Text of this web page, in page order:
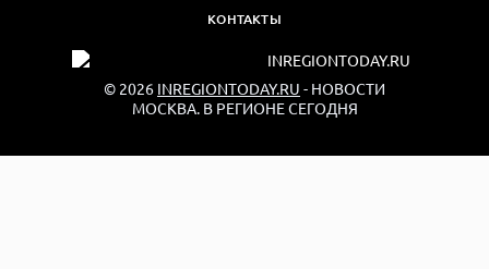
КОНТАКТЫ
© 2026 INREGIONTODAY.RU - НОВОСТИ
МОСКВА. В РЕГИОНЕ СЕГОДНЯ